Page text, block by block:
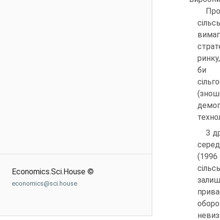
Economics.Sci.House ©
economics@sci.house
би
З
(1996